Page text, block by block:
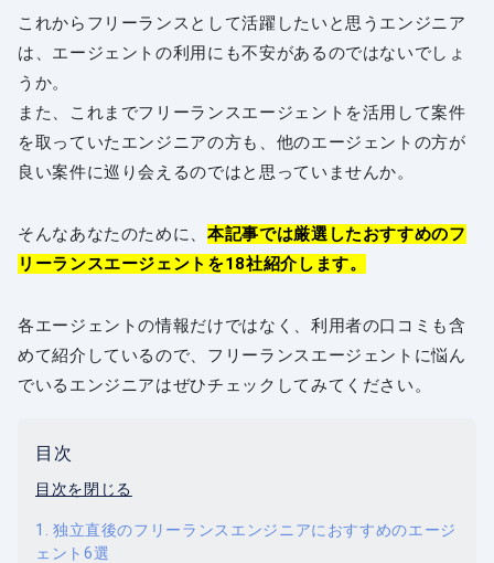
これからフリーランスとして活躍したいと思うエンジニア
は、エージェントの利用にも不安があるのではないでしょ
うか。
また、これまでフリーランスエージェントを活用して案件
を取っていたエンジニアの方も、他のエージェントの方が
良い案件に巡り会えるのではと思っていませんか。
そんなあなたのために、本記事では厳選したおすすめのフ
リーランスエージェントを18社紹介します。
各エージェントの情報だけではなく、利用者の口コミも含
めて紹介しているので、フリーランスエージェントに悩ん
でいるエンジニアはぜひチェックしてみてください。
目次
目次を閉じる
独立直後のフリーランスエンジニアにおすすめのエージ
ェント6選